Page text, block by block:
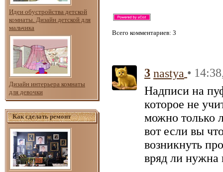
Идеи обустройства детской
комнаты. Дизайн детской для
мальчика
Дизайн интерьера комнаты
для девочки
Как сделать ремонт
Всего комментариев: 3
3 nastya •
Надписи на
которое не
можно только
вот если вы
возникнуть
вряд ли нужна